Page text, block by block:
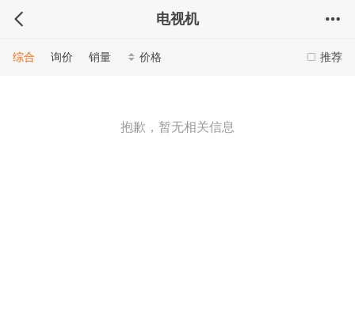
电视机
推荐
综合 询价 销量 价格
抱歉，暂无相关信息